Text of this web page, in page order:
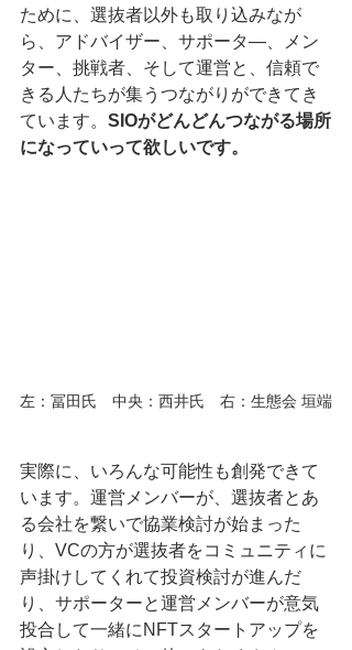
ために、選抜者以外も取り込みなが
ら、アドバイザー、サポータ―、メン
ター、挑戦者、そして運営と、信頼で
きる人たちが集うつながりができてき
ています。 SIOがどんどんつながる場所
になっていって欲しいです。
左：冨田氏　中央：西井氏　右：生態会 垣端
実際に、いろんな可能性も創発できて
います。運営メンバーが、選抜者とあ
る会社を繋いで協業検討が始まった
り、VCの方が選抜者をコミュニティに
声掛けしてくれて投資検討が進んだ
り、サポーターと運営メンバーが意気
投合して一緒にNFTスタートアップを